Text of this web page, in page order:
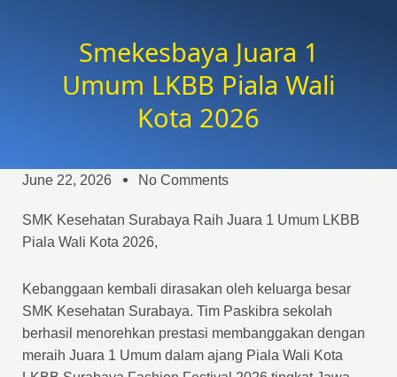
Smekesbaya Juara 1
Umum LKBB Piala Wali
Kota 2026
June 22, 2026 No Comments
SMK Kesehatan Surabaya Raih Juara 1 Umum LKBB
Piala Wali Kota 2026,
Kebanggaan kembali dirasakan oleh keluarga besar
SMK Kesehatan Surabaya. Tim Paskibra sekolah
berhasil menorehkan prestasi membanggakan dengan
meraih Juara 1 Umum dalam ajang Piala Wali Kota